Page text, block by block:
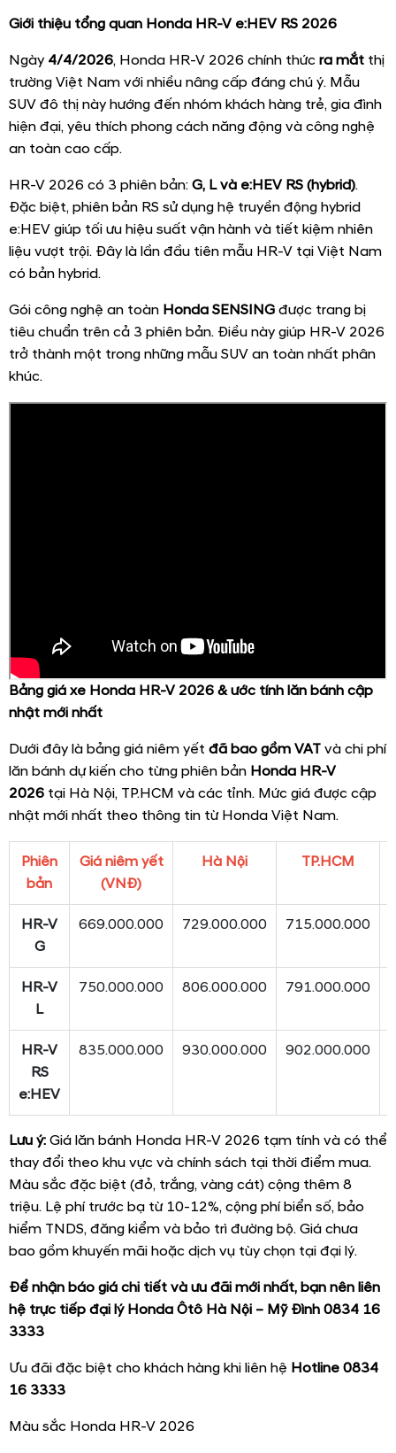
Giới thiệu tổng quan Honda HR-V e:HEV RS 2026
Ngày 4/4/2026, Honda HR-V 2026 chính thức ra mắt thị
trường Việt Nam với nhiều nâng cấp đáng chú ý. Mẫu
SUV đô thị này hướng đến nhóm khách hàng trẻ, gia đình
hiện đại, yêu thích phong cách năng động và công nghệ
an toàn cao cấp.
HR-V 2026 có 3 phiên bản: G, L và e:HEV RS (hybrid).
Đặc biệt, phiên bản RS sử dụng hệ truyền động hybrid
e:HEV giúp tối ưu hiệu suất vận hành và tiết kiệm nhiên
liệu vượt trội. Đây là lần đầu tiên mẫu HR-V tại Việt Nam
có bản hybrid.
Gói công nghệ an toàn Honda SENSING được trang bị
tiêu chuẩn trên cả 3 phiên bản. Điều này giúp HR-V 2026
trở thành một trong những mẫu SUV an toàn nhất phân
khúc.
Bảng giá xe Honda HR-V 2026 & ước tính lăn bánh cập
nhật mới nhất
Dưới đây là bảng giá niêm yết đã bao gồm VAT và chi phí
lăn bánh dự kiến cho từng phiên bản Honda HR-V
2026 tại Hà Nội, TP.HCM và các tỉnh. Mức giá được cập
nhật mới nhất theo thông tin từ Honda Việt Nam.
Phiên
bản
Giá niêm yết
(VNĐ)
Hà Nội TP.HCM
HR-V
G
669.000.000 729.000.000 715.000.000
HR-V
L
750.000.000 806.000.000 791.000.000
HR-V
RS
e:HEV
835.000.000 930.000.000 902.000.000
Lưu ý: Giá lăn bánh Honda HR-V 2026 tạm tính và có thể
thay đổi theo khu vực và chính sách tại thời điểm mua.
Màu sắc đặc biệt (đỏ, trắng, vàng cát) cộng thêm 8
triệu. Lệ phí trước bạ từ 10-12%, cộng phí biển số, bảo
hiểm TNDS, đăng kiểm và bảo trì đường bộ. Giá chưa
bao gồm khuyến mãi hoặc dịch vụ tùy chọn tại đại lý.
Để nhận báo giá chi tiết và ưu đãi mới nhất, bạn nên liên
hệ trực tiếp đại lý Honda Ôtô Hà Nội – Mỹ Đình 0834 16
3333
Ưu đãi đặc biệt cho khách hàng khi liên hệ Hotline 0834
16 3333
Màu sắc Honda HR-V 2026